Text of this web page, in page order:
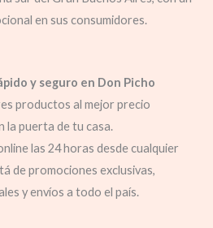
en sus consumidores.
y seguro en Don Picho
productos al mejor precio
la puerta de tu casa.
las 24 horas desde cualquier
de promociones exclusivas,
y envíos a todo el país.